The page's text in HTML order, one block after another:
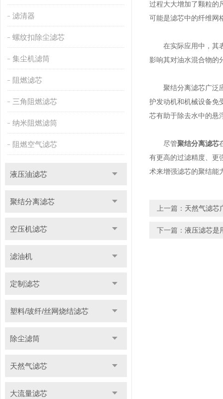
滤清器
螺纹扣除尘滤芯
集尘机滤筒
阻燃滤芯
三角阻燃滤芯
纳米阻燃滤筒
阻燃空气滤芯
液压油滤芯
聚结分离滤芯
空压机滤芯
滤油机
定制滤芯
塑料/玻纤/丝网烧结滤芯
除尘滤筒
天然气滤芯
大流量滤芯
过程大大增加了颗粒的
可能是滤芯中的纤维网
在实际应用中，其表
影响其对油水混合物的
聚结分离滤芯广泛应
护发动机和机械设备免
芯有助于除去水中的悬
尽管聚结分离滤芯
有更高的过滤精度、更
术来增强滤芯的聚结能
上一篇： 天然气滤芯
下一篇： 液压滤芯是